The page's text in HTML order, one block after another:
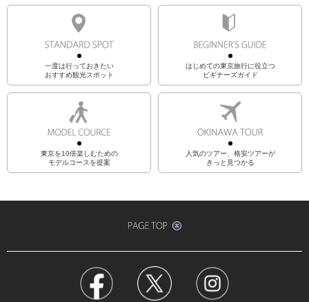
一度は行っておきたい
おすすめ観光スポット
はじめての東京旅行に役立つ
ビギナーズガイド
東京を10倍楽しむための
モデルコースを提案
人気のツアー、格安ツアーが
きっと見つかる